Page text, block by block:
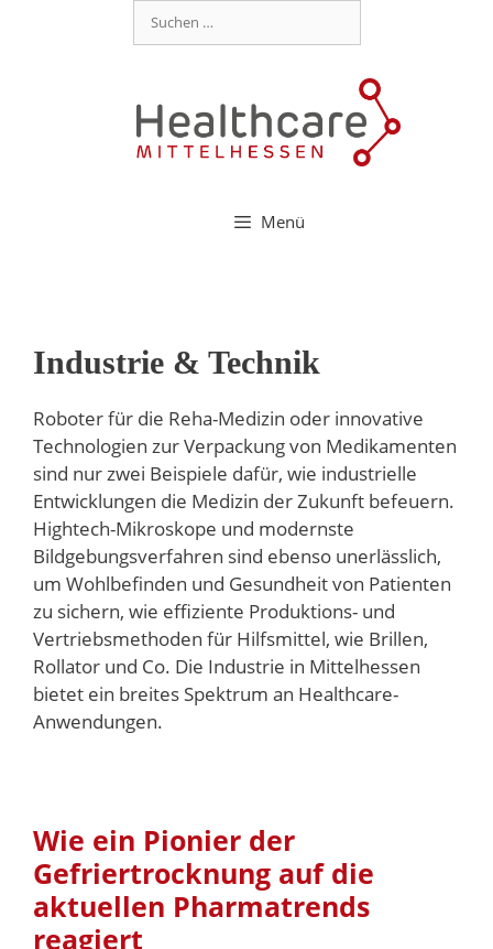
Menü
Industrie & Technik
Roboter für die Reha-Medizin oder innovative
Technologien zur Verpackung von Medikamenten
sind nur zwei Beispiele dafür, wie industrielle
Entwicklungen die Medizin der Zukunft befeuern.
Hightech-Mikroskope und modernste
Bildgebungsverfahren sind ebenso unerlässlich,
um Wohlbefinden und Gesundheit von Patienten
zu sichern, wie effiziente Produktions- und
Vertriebsmethoden für Hilfsmittel, wie Brillen,
Rollator und Co. Die Industrie in Mittelhessen
bietet ein breites Spektrum an Healthcare-
Anwendungen.
Wie ein Pionier der
Gefriertrocknung auf die
aktuellen Pharmatrends
reagiert